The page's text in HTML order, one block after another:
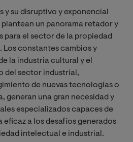
y su disruptivo y exponencial
un panorama retador y
para el sector de la propiedad
constantes cambios y
la industria cultural y el
del sector industrial,
de nuevas tecnologías o
generan una gran necesidad y
especializados capaces de
eficaz a los desafíos generados
intelectual e industrial.